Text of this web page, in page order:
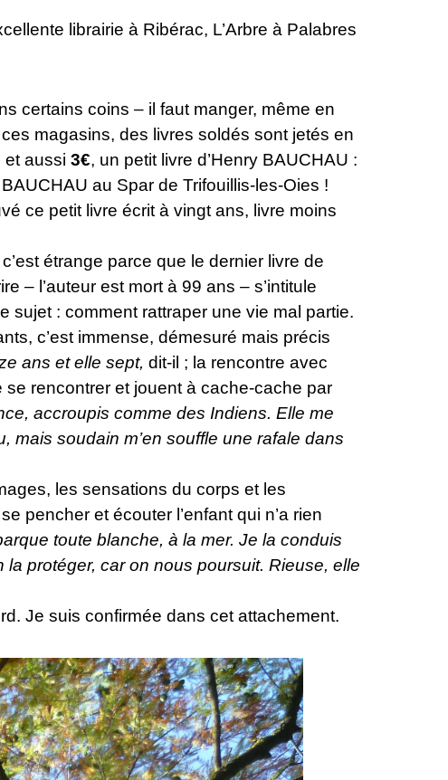
librairie à Ribérac, L’Arbre à Palabres
certains coins – il faut manger, même en
magasins, des livres soldés sont jetés en
et aussi 3€, un petit livre d’Henry BAUCHAU :
au Spar de Trifouillis-les-Oies !
ce petit livre écrit à vingt ans, livre moins
étrange parce que le dernier livre de
– l’auteur est mort à 99 ans – s’intitule
sujet : comment rattraper une vie mal partie.
c’est immense, démesuré mais précis
ans et elle sept, dit-il ; la rencontre avec
se rencontrer et jouent à cache-cache par
accroupis comme des Indiens. Elle me
mais soudain m’en souffle une rafale dans
les sensations du corps et les
pencher et écouter l’enfant qui n’a rien
toute blanche, à la mer. Je la conduis
protéger, car on nous poursuit. Rieuse, elle
Je suis confirmée dans cet attachement.